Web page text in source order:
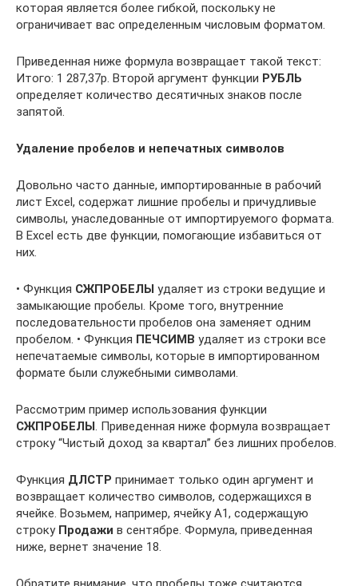
которая является более гибкой, поскольку не
ограничивает вас определенным числовым форматом.
Приведенная ниже формула возвращает такой текст:
Итого: 1 287,37р. Второй аргумент функции РУБЛЬ
определяет количество десятичных знаков после
запятой.
Удаление пробелов и непечатных символов
Довольно часто данные, импортированные в рабочий
лист Excel, содержат лишние пробелы и причудливые
символы, унаследованные от импортируемого формата.
В Excel есть две функции, помогающие избавиться от
них.
• Функция СЖПРОБЕЛЫ удаляет из строки ведущие и
замыкающие пробелы. Кроме того, внутренние
последовательности пробелов она заменяет одним
пробелом. • Функция ПЕЧСИМВ удаляет из строки все
непечатаемые символы, которые в импортированном
формате были служебными символами.
Рассмотрим пример использования функции
СЖПРОБЕЛЫ. Приведенная ниже формула возвращает
строку “Чистый доход за квартал” без лишних пробелов.
Функция ДЛСТР принимает только один аргумент и
возвращает количество символов, содержащихся в
ячейке. Возьмем, например, ячейку А1, содержащую
строку Продажи в сентябре. Формула, приведенная
ниже, вернет значение 18.